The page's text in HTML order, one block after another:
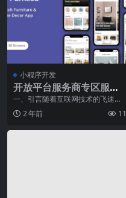
小程序开发
开放平台服务商专区服务
升级：为开发者提供更多
可能
一、引言随着互联网技术的飞速发
展，开放平台已经成为企业、组织
和个人进行创新和发展
2 年前 11